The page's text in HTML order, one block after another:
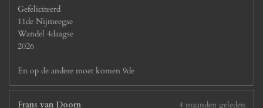
Gefeliciteerd
11de Nijmeegse
Wandel 4daagse
2026
En op de andere moet komen 9de
Frans van Doorn
4 maanden geleden